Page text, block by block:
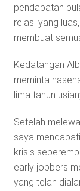
pendapatan
relasi yang
membuat
Kedatangan
meminta
lima tahun
Setelah
saya
krisis
early jobbers
yang telah